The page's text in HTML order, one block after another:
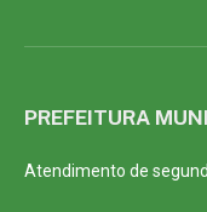
PREFEITURA
Atendimento de